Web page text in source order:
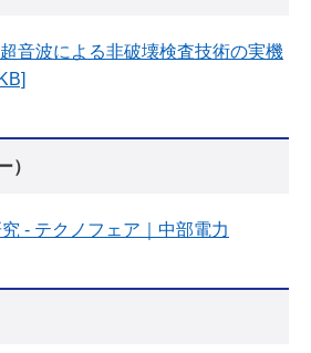
音波による非破壊検査技術の実機
）
- テクノフェア｜中部電力